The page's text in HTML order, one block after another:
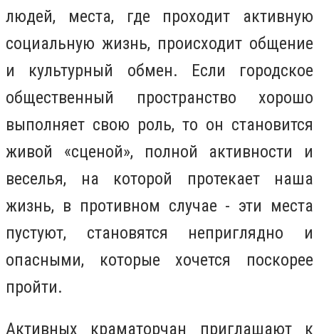
людей, места, где проходит активную
социальную жизнь, происходит общение
и культурный обмен. Если городское
общественный пространство хорошо
выполняет свою роль, то он становится
живой «сценой», полной активности и
веселья, на которой протекает наша
жизнь, в противном случае - эти места
пустуют, становятся неприглядно и
опасными, которые хочется поскорее
пройти.
Активных краматорчан приглашают к